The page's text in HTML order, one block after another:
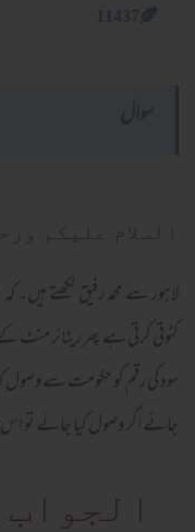
السلام عليكم
لاہور سے محمد رفیق لکھتے ہیں۔
کٹوتی کرتی ہے پھر ریٹائر
سود کی رقم کو حکومت سے وصول
جائے اگر وصول کیا جائے تو